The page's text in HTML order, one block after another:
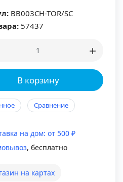
BB003CH-TOR/SC
57437
В корзину
Сравнение
на дом: от 500 ₽
, бесплатно
на картах